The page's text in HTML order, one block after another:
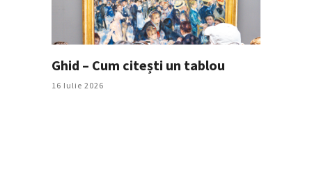
Ghid – Cum citești un tablou
16 Iulie 2026